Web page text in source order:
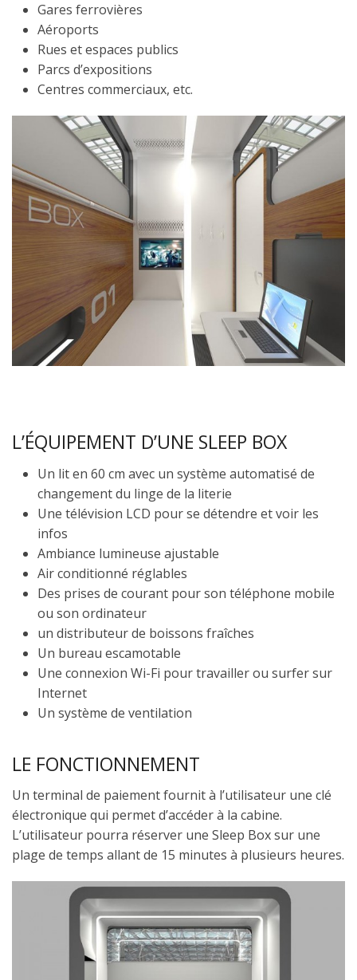
Gares ferrovières
Aéroports
Rues et espaces publics
Parcs d’expositions
Centres commerciaux, etc.
L’ÉQUIPEMENT D’UNE SLEEP BOX
Un lit en 60 cm avec un système automatisé de
changement du linge de la literie
Une télévision LCD pour se détendre et voir les
infos
Ambiance lumineuse ajustable
Air conditionné réglables
Des prises de courant pour son téléphone mobile
ou son ordinateur
un distributeur de boissons fraîches
Un bureau escamotable
Une connexion Wi-Fi pour travailler ou surfer sur
Internet
Un système de ventilation
LE FONCTIONNEMENT
Un terminal de paiement fournit à l’utilisateur une clé
électronique qui permet d’accéder à la cabine.
L’utilisateur pourra réserver une Sleep Box sur une
plage de temps allant de 15 minutes à plusieurs heures.